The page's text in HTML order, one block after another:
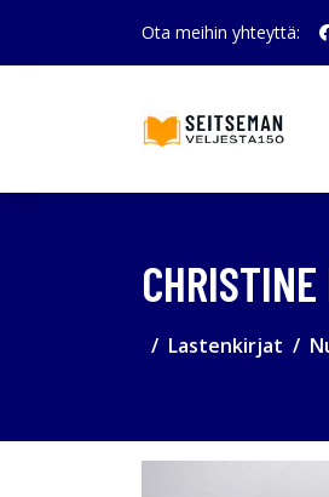
Ota meihin yhteyttä:
Lastenkirjat